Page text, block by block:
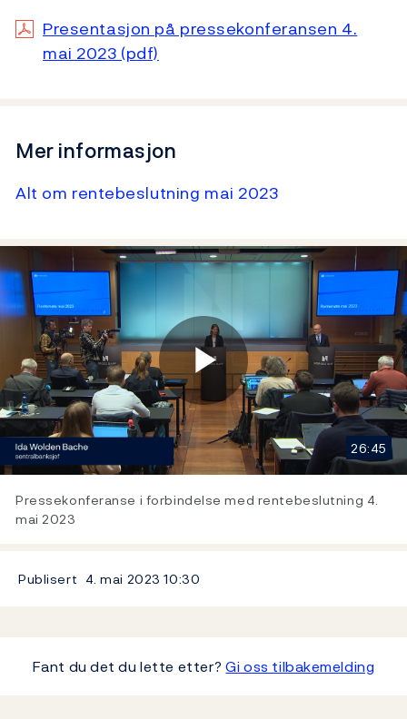
Presentasjon på pressekonferansen 4.
mai 2023 (pdf)
Mer informasjon
Alt om rentebeslutning mai 2023
Play
Video
26:45
Pressekonferanse i forbindelse med rentebeslutning 4.
mai 2023
Publisert 4. mai 202310:30
Fant du det du lette etter?Gi oss tilbakemelding